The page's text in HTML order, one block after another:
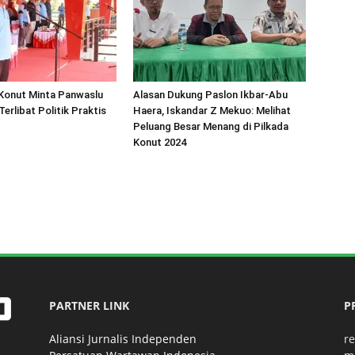
Minta Panwaslu
Politik Praktis
Alasan Dukung Paslon Ikbar-Abu
Haera, Iskandar Z Mekuo: Melihat
Peluang Besar Menang di Pilkada
Konut 2024
PARTNER LINK
Aliansi Jurnalis Independen